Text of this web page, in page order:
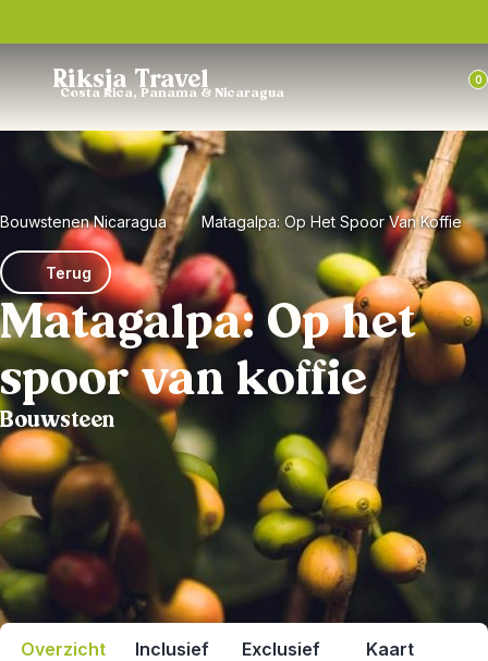
Riksja Travel
Costa Rica, Panama & Nicaragua
0
Bouwstenen Nicaragua Matagalpa: Op Het Spoor Van Koffie
Terug
Matagalpa: Op het
spoor van koffie
Bouwsteen
Overzicht Inclusief Exclusief Kaart